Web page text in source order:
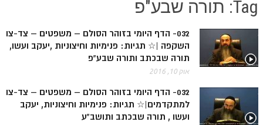
הקדמת ספר הזוהר מתקדמים
ספר הזוהר בראשית
ספר הזוהר בראשית א' מתחילים
ספר הזוהר בראשית א' מתקדמים
ספר הזוהר בראשית ב' מתחילים
ספר הזוהר בראשית ב' מתקדמים
Tag: תורה שבע"פ
032- הדף היומי בזוהר הסולם – משפטים – צד-צו
השקפה |☆ תגיות: פנימיות וחיצוניות ,יעקב ועשו,
תורה שבכתב ותורה שבע"פ
אוק 10, 2016
032- הדף היומי בזוהר הסולם – משפטים – צד-צו
למתקדמים|☆ תגיות: פנימיות וחיצוניות, יעקב
ועשו , תורה שבכתב ותושב"ע